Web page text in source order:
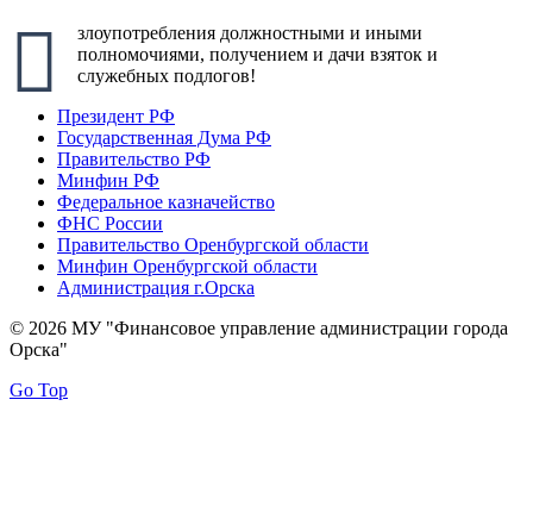
злоупотребления должностными и иными
полномочиями, получением и дачи взяток и
служебных подлогов!
Президент РФ
Государственная Дума РФ
Правительство РФ
Минфин РФ
Федеральное казначейство
ФНС России
Правительство Оренбургской области
Минфин Оренбургской области
Администрация г.Орска
© 2026 МУ "Финансовое управление администрации города
Орска"
Go Top